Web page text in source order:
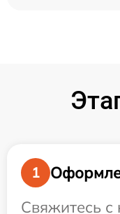
1
Свяжитесь